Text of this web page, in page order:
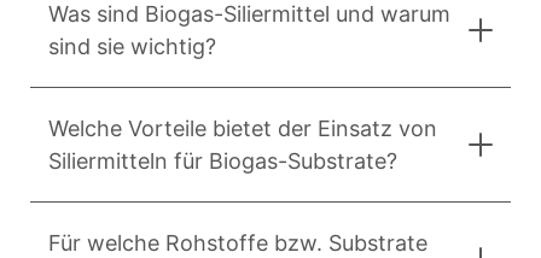
Was sind Biogas-Siliermittel und warum
sind sie wichtig?
Welche Vorteile bietet der Einsatz von
Siliermitteln für Biogas-Substrate?
Für welche Rohstoffe bzw. Substrate